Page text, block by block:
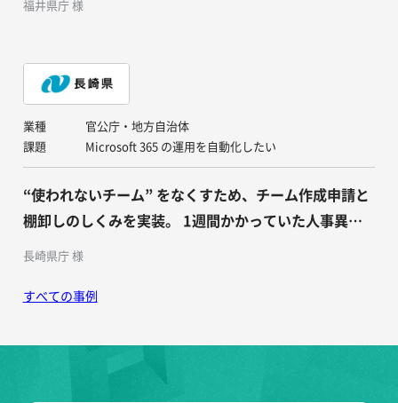
福井県庁 様
業種
官公庁・地方自治体
課題
Microsoft 365 の運用を自動化したい
“使われないチーム” をなくすため、チーム作成申請と
棚卸しのしくみを実装。 1週間かかっていた人事異動
のメンバー入れ替え作業がほぼゼロに。
長崎県庁 様
すべての事例